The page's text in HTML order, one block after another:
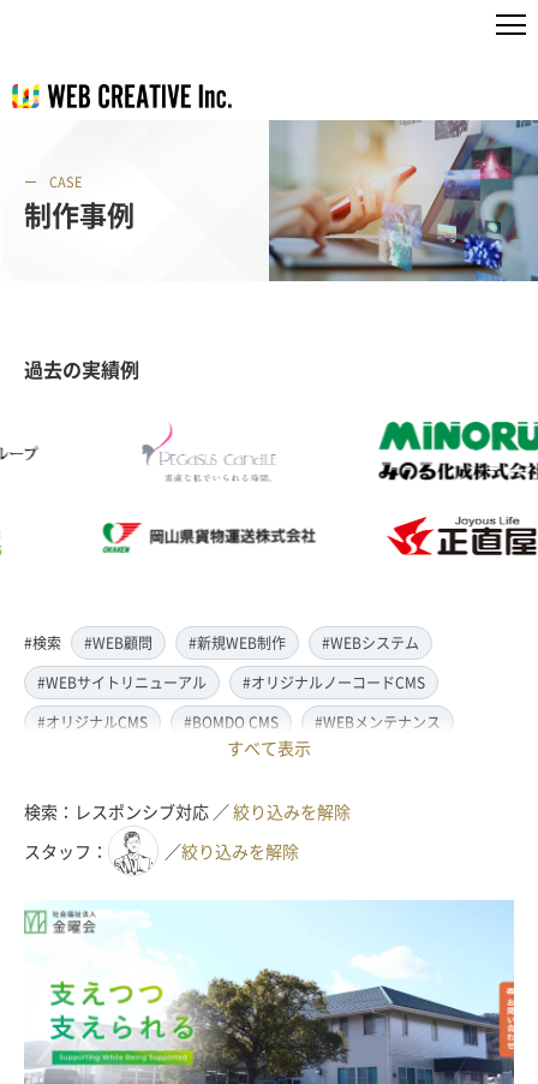
CASE
制作事例
過去の実績例
#検索 #WEB顧問 #新規WEB制作
#WEBシステム
#WEBサイトリニューアル
#オリジナルノーコードCMS
#オリジナルCMS
#BOMDO CMS
#WEBメンテナンス
#レスポンシブ対応
#翻訳・多言語対応
#情報管理システム
#ECサイト
#EC-CUBE
#ランディングページ制作
#取材・ライティング
#ドローン撮影(空撮)
#アクセス解析・SEO対策
#名刺・パンフレット制作
#販促・ノベルティーグッズ制作
#ロゴマークデザイン
#SDGsサポート
#IT導入補助金
#JavaScript
#WEBサーバ移転
#AWS構築
#IoT関連
すべて表示
検索：レスポンシブ対応 ／絞り込みを解除
スタッフ：
／絞り込みを解除